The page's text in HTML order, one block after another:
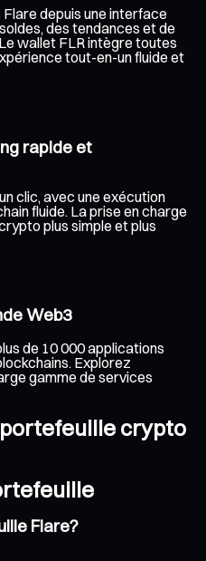
depuis une interface
des tendances et de
wallet FLR intègre toutes
tout-en-un fluide et
rapide et
clic, avec une exécution
fluide. La prise en charge
plus simple et plus
Web3
de 10 000 applications
Explorez
gamme de services
crypto
Flare?